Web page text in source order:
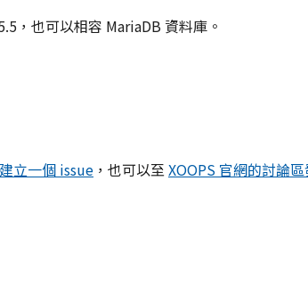
，也可以相容 MariaDB 資料庫。
建立一個 issue ，也可以至XOOPS 官網的討論